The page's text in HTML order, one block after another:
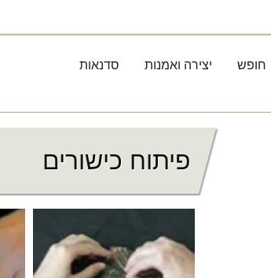
חופש יצירה ואמנות סדנאות
פיתוח כישורים